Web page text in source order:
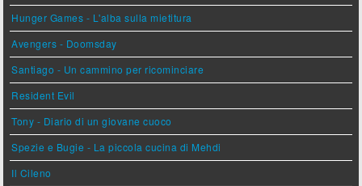
Hunger Games - L'alba sulla mietitura
Avengers - Doomsday
Santiago - Un cammino per ricominciare
Resident Evil
Tony - Diario di un giovane cuoco
Spezie e Bugie - La piccola cucina di Mehdi
Il Cileno